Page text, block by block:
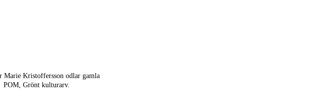
Marie Kristoffersson odlar gamla
POM, Grönt kulturarv.